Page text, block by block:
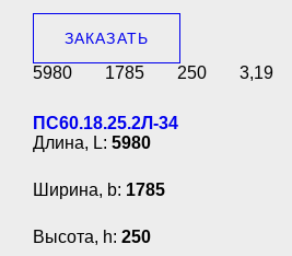
ЗАКАЗАТЬ
5980 1785 250 3,19
ПС60.18.25.2Л-34
Длина, L: 5980
Ширина, b: 1785
Высота, h: 250